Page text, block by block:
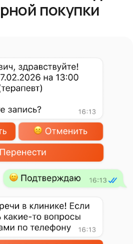
с клиентами: чат-боты
обрабатывают заявки
обеспечивая
администратора